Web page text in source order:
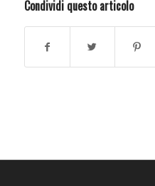
Condividi questo articolo